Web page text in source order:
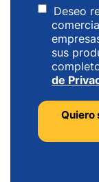
Deseo
sus
de